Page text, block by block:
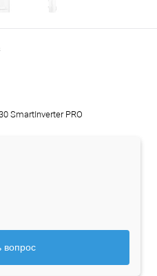
SmartInverter PRO
вопрос